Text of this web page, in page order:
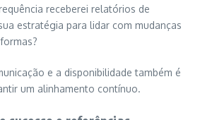
receberei relatórios de
estratégia para lidar com mudanças
e a disponibilidade também é
um alinhamento contínuo.